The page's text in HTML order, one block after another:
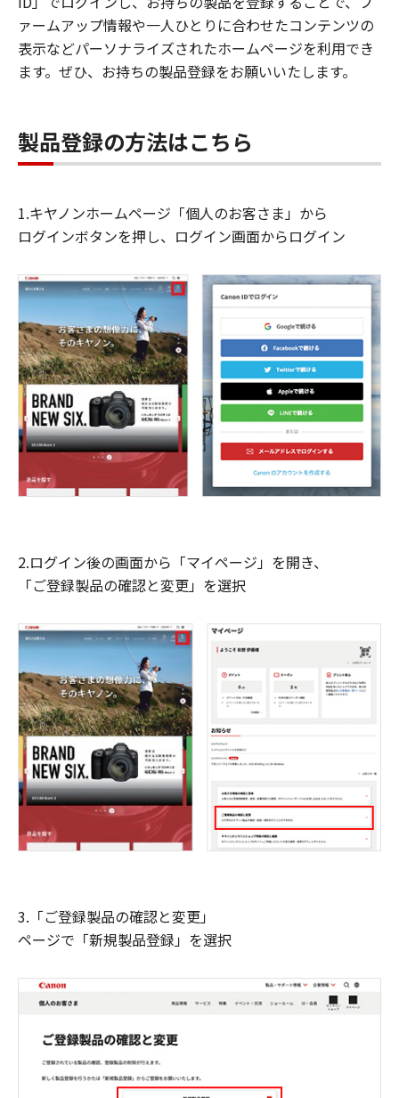
ァームアップ情報や一人ひとりに合わせたコンテンツの
表示などパーソナライズされたホームページを利用でき
ます。ぜひ、お持ちの製品登録をお願いいたします。
製品登録の方法はこちら
1.キヤノンホームページ「個人のお客さま」から
ログインボタンを押し、ログイン画面からログイン
2.ログイン後の画面から「マイページ」を開き、
「ご登録製品の確認と変更」を選択
3.「ご登録製品の確認と変更」
ページで「新規製品登録」を選択